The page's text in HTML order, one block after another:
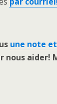
une note
nous aider!